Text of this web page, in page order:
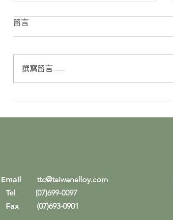
台灣鎢鋼｜來自台灣的高階碳
留言
撰寫留言......
Email
ttc@taiwanalloy.com
Tel (07)699-0097
Fax (07)693-0901